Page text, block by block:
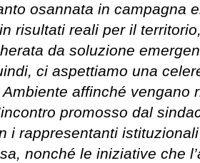
osannata in campagna
risultati reali per il
da soluzione
ci aspettiamo una
affinché vengano
promosso dal
i rappresentanti
nonché le iniziative che